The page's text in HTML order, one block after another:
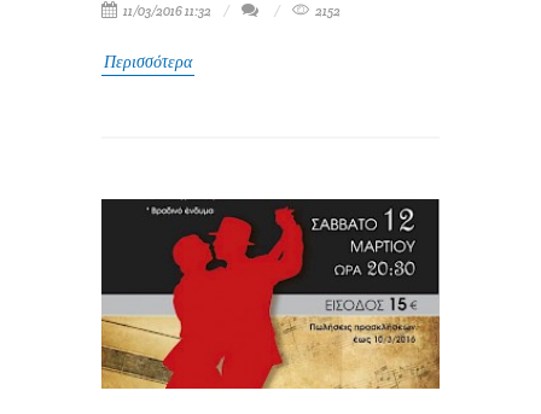
11/03/2016 11:32 2152
Περισσότερα